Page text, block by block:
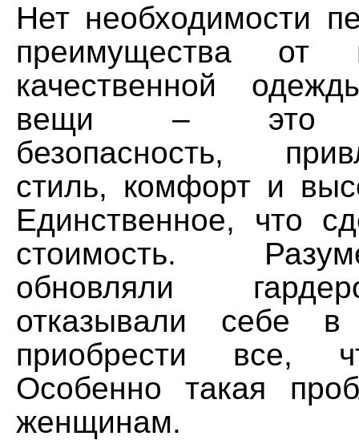
Нет необходимости
преимущества от
качественной
вещи – это
безопасность,
стиль, комфорт и
Единственное, что
стоимость.
обновляли
отказывали себе в
приобрести все,
Особенно такая
женщинам.